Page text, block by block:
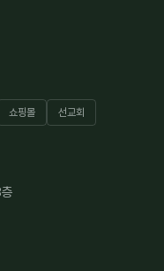
쇼핑몰 선교회